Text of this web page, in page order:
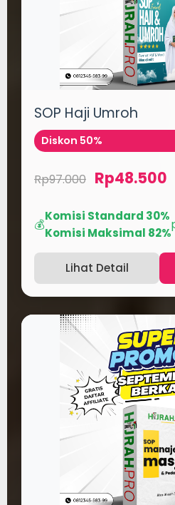
SOP Haji Umroh
Diskon 50%
Rp97.000 Rp48.500
💰
Komisi Standard 30%
Komisi Maksimal 82%
Lihat Detail